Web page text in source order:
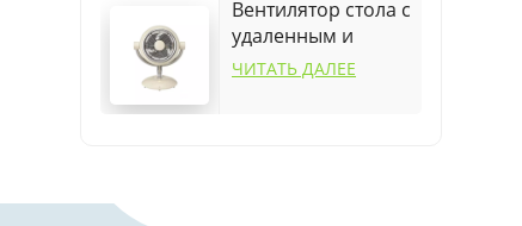
Вентилятор стола с
удаленным и
колебанием
ЧИТАТЬ ДАЛЕЕ